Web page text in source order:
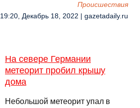
Происшествия
19:20, Декабрь 18, 2022 | gazetadaily.ru
На севере Германии
метеорит пробил крышу
дома
Небольшой метеорит упал в